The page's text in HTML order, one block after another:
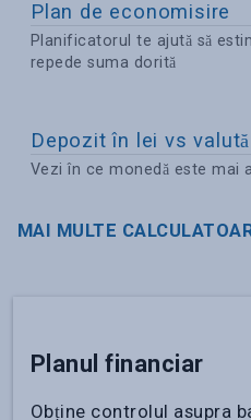
Plan de economisire
Planificatorul te ajută să
repede suma dorită
Depozit în lei vs valută
Vezi în ce monedă este mai
MAI MULTE
Planul financiar
Obține controlul asupra